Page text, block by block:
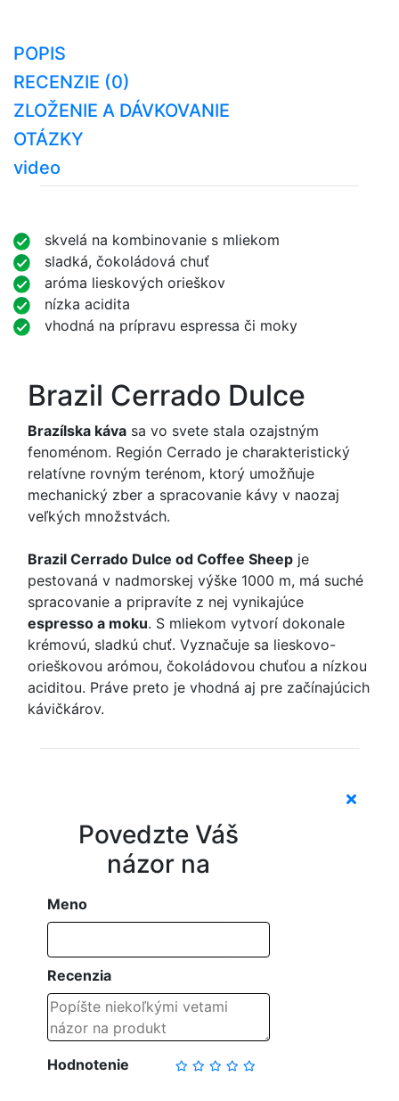
POPIS
RECENZIE (0)
ZLOŽENIE A DÁVKOVANIE
OTÁZKY
video
skvelá na kombinovanie s mliekom
sladká, čokoládová chuť
aróma lieskových orieškov
nízka acidita
vhodná na prípravu espressa či moky
Brazil Cerrado Dulce
Brazílska káva sa vo svete stala ozajstným
fenoménom. Región Cerrado je charakteristický
relatívne rovným terénom, ktorý umožňuje
mechanický zber a spracovanie kávy v naozaj
veľkých množstvách.
Brazil Cerrado Dulce od Coffee Sheep je
pestovaná v nadmorskej výške 1000 m, má suché
spracovanie a pripravíte z nej vynikajúce
espresso a moku. S mliekom vytvorí dokonale
krémovú, sladkú chuť. Vyznačuje sa lieskovo-
orieškovou arómou, čokoládovou chuťou a nízkou
aciditou. Práve preto je vhodná aj pre začínajúcich
kávičkárov.
Povedzte Váš
názor na
Meno
Recenzia
Hodnotenie